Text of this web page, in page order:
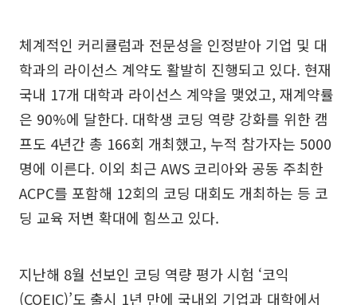
체계적인 커리큘럼과 전문성을 인정받아 기업 및 대
학과의 라이선스 계약도 활발히 진행되고 있다. 현재
국내 17개 대학과 라이선스 계약을 맺었고, 재계약률
은 90%에 달한다. 대학생 코딩 역량 강화를 위한 캠
프도 4년간 총 166회 개최했고, 누적 참가자는 5000
명에 이른다. 이외 최근 AWS 코리아와 공동 주최한
ACPC를 포함해 12회의 코딩 대회도 개최하는 등 코
딩 교육 저변 확대에 힘쓰고 있다.
지난해 8월 선보인 코딩 역량 평가 시험 ‘코익
(COEIC)’도 출시 1년 만에 국내외 기업과 대학에서